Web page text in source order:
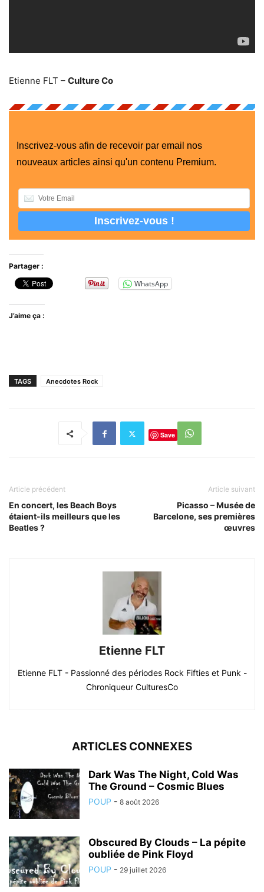
Etienne FLT – Culture Co
Inscrivez-vous afin de recevoir par email nos
nouveaux articles ainsi qu'un contenu Premium.
Partager :
WhatsApp
J’aime ça :
TAGS Anecdotes Rock
Save
Article précédent
En concert, les Beach Boys
étaient-ils meilleurs que les
Beatles ?
Article suivant
Picasso – Musée de
Barcelone, ses premières
œuvres
Etienne FLT
Etienne FLT - Passionné des périodes Rock Fifties et Punk -
Chroniqueur CulturesCo
ARTICLES CONNEXES
Dark Was The Night, Cold Was
The Ground – Cosmic Blues
POUP - 8 août 2026
Obscured By Clouds – La pépite
oubliée de Pink Floyd
POUP - 29 juillet 2026